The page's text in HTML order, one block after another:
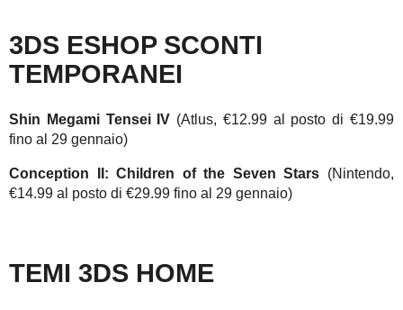
3DS ESHOP SCONTI
TEMPORANEI
Shin Megami Tensei IV (Atlus, €12.99 al posto di €19.99
fino al 29 gennaio)
Conception II: Children of the Seven Stars (Nintendo,
€14.99 al posto di €29.99 fino al 29 gennaio)
TEMI 3DS HOME